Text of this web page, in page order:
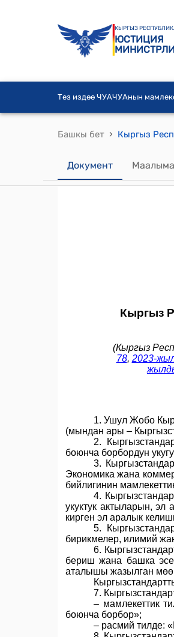
КЫРГЫЗ
ЮСТИЦИЯ
Тез издөө ЧУАЧУАнын
Башкы бет ›
Документ